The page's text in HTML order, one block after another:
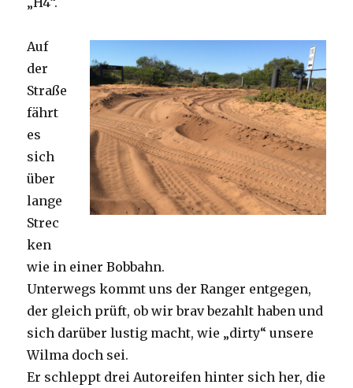
Auf
der
Straße
fährt
es
sich
über
lange
Strec
ken
wie in einer Bobbahn.
Unterwegs kommt uns der Ranger entgegen,
der gleich prüft, ob wir brav bezahlt haben und
sich darüber lustig macht, wie „dirty“ unsere
Wilma doch sei.
Er schleppt drei Autoreifen hinter sich her, die